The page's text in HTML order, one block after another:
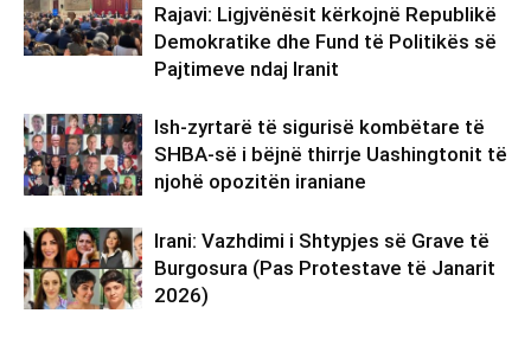
Rajavi: Ligjvënësit kërkojnë Republikë
Demokratike dhe Fund të Politikës së
Pajtimeve ndaj Iranit
Ish-zyrtarë të sigurisë kombëtare të
SHBA-së i bëjnë thirrje Uashingtonit të
njohë opozitën iraniane
Irani: Vazhdimi i Shtypjes së Grave të
Burgosura (Pas Protestave të Janarit
2026)